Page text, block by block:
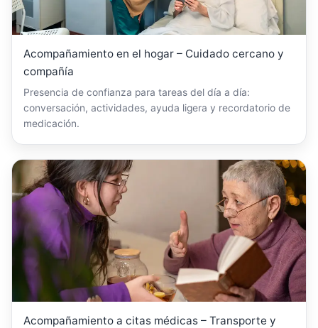
Acompañamiento en el hogar – Cuidado cercano y
compañía
Presencia de confianza para tareas del día a día:
conversación, actividades, ayuda ligera y recordatorio de
medicación.
Acompañamiento a citas médicas – Transporte y